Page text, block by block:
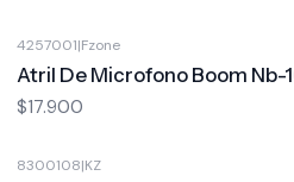
4257001|Fzone
Atril De Microfono Boom Nb-
$17.900
8300108|KZ